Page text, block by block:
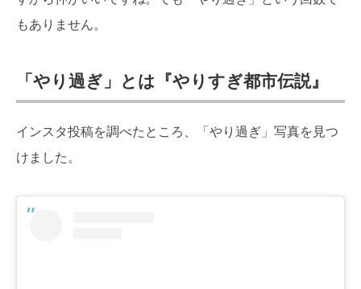
もありません。
「やり過ぎ」とは『やりすぎ都市伝説』
インスタ投稿を調べたところ、「やり過ぎ」写真を見つ
けました。